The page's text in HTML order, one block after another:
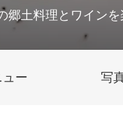
郷土料理とワインを
ュー 写